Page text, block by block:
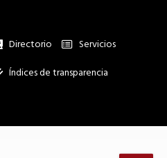
Directorio
Institucional
Servicios
Índices de transparencia